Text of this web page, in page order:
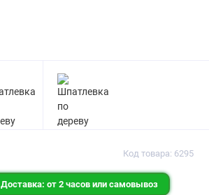
Код товара: 6295
Доставка: от 2 часов или самовывоз